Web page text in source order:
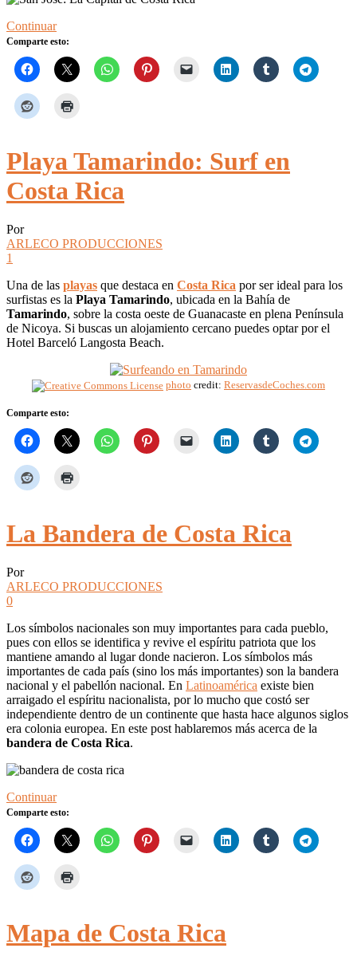
Continuar
Comparte esto:
Playa Tamarindo: Surf en
Costa Rica
Por
ARLECO PRODUCCIONES
1
Una de las playas que destaca en Costa Rica por ser ideal para los
surfistas es la Playa Tamarindo, ubicada en la Bahía de
Tamarindo, sobre la costa oeste de Guanacaste en plena Península
de Nicoya. Si buscas un alojamiento cercano puedes optar por el
Hotel Barceló Langosta Beach.
photo credit: ReservasdeCoches.com
Comparte esto:
La Bandera de Costa Rica
Por
ARLECO PRODUCCIONES
0
Los símbolos nacionales son muy importantes para cada pueblo,
pues con ellos se identifica y revive el espíritu patriota que los
mantiene amando al lugar donde nacieron. Los símbolos más
importantes de cada país (sino los más importantes) son la bandera
nacional y el pabellón nacional. En Latinoamérica existe bien
arraigado el espíritu nacionalista, por lo mucho que costó ser
independiente dentro de un continente que hasta hace algunos siglos
era colonia europea. En este post hablaremos más acerca de la
bandera de Costa Rica.
Continuar
Comparte esto:
Mapa de Costa Rica